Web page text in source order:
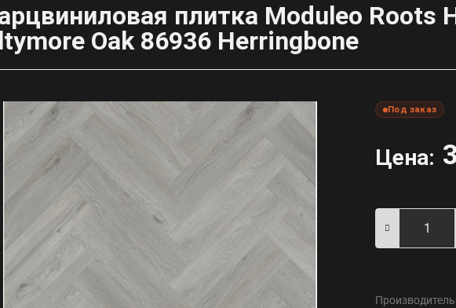
плитка Moduleo Roots
Oak 86936 Herringbone
Под заказ
Цена: